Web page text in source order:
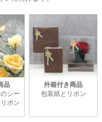
品
シー
ボン
外箱付き商品
包装紙とリボン